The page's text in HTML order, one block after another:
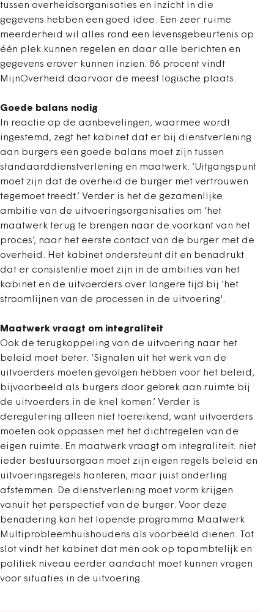
tussen overheidsorganisaties en inzicht in die
gegevens hebben een goed idee. Een zeer ruime
meerderheid wil alles rond een levensgebeurtenis op
één plek kunnen regelen en daar alle berichten en
gegevens erover kunnen inzien. 86 procent vindt
MijnOverheid daarvoor de meest logische plaats.
Goede balans nodig
In reactie op de aanbevelingen, waarmee wordt
ingestemd, zegt het kabinet dat er bij dienstverlening
aan burgers een goede balans moet zijn tussen
standaarddienstverlening en maatwerk. ‘Uitgangspunt
moet zijn dat de overheid de burger met vertrouwen
tegemoet treedt.’ Verder is het de gezamenlijke
ambitie van de uitvoeringsorganisaties om ‘het
maatwerk terug te brengen naar de voorkant van het
proces’, naar het eerste contact van de burger met de
overheid. Het kabinet ondersteunt dit en benadrukt
dat er consistentie moet zijn in de ambities van het
kabinet en de uitvoerders over langere tijd bij 'het
stroomlijnen van de processen in de uitvoering'.
Maatwerk vraagt om integraliteit
Ook de terugkoppeling van de uitvoering naar het
beleid moet beter. ‘Signalen uit het werk van de
uitvoerders moeten gevolgen hebben voor het beleid,
bijvoorbeeld als burgers door gebrek aan ruimte bij
de uitvoerders in de knel komen.’ Verder is
deregulering alleen niet toereikend, want uitvoerders
moeten ook oppassen met het dichtregelen van de
eigen ruimte. En maatwerk vraagt om integraliteit: niet
ieder bestuursorgaan moet zijn eigen regels beleid en
uitvoeringsregels hanteren, maar juist onderling
afstemmen. De dienstverlening moet vorm krijgen
vanuit het perspectief van de burger. Voor deze
benadering kan het lopende programma Maatwerk
Multiprobleemhuishoudens als voorbeeld dienen. Tot
slot vindt het kabinet dat men ook op topambtelijk en
politiek niveau eerder aandacht moet kunnen vragen
voor situaties in de uitvoering.